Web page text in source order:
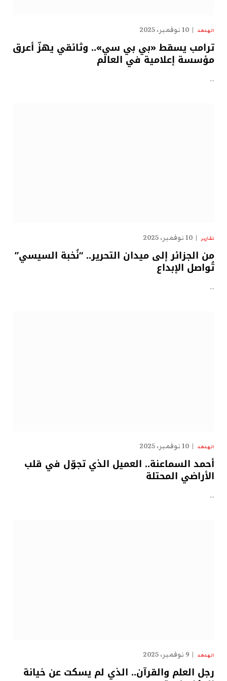
الهدهد 10 نوفمبر، 2025
ترامب يسقط «بي بي سي».. وثائقي يهزّ أعرق
مؤسسة إعلامية في العالم
…
تقارير 10 نوفمبر، 2025
من الجزائر إلى ميدان التحرير.. “نُخبة السيسي”
تُواصل الإبداع
…
الهدهد 10 نوفمبر، 2025
أحمد السماعنة.. العميل الذي تجوّل في قلب
الأراضي المحتلة
…
الهدهد 9 نوفمبر، 2025
رجل العلم والقرآن.. الذي لم يسكت عن خيانة